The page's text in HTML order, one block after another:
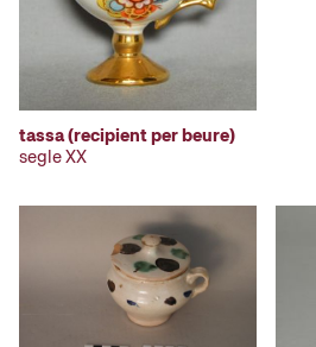
tassa (recipient per beure)
segle XX